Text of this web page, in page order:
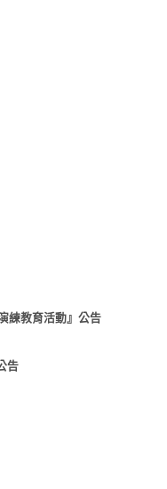
練教育活動』公告
告